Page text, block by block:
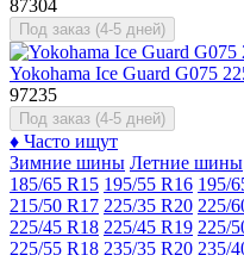
87304
Под заказ (4-5 дней)
Yokohama Ice Guard G075
97235
Под заказ (4-5 дней)
♦ Часто ищут
Зимние шины Летние шины
185/65 R15 195/55 R16 195/
215/50 R17 225/35 R20 225/
225/45 R18 225/45 R19 225/
225/55 R18 235/35 R20 235/